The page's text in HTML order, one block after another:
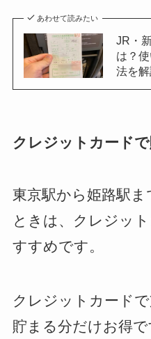
あわせて読みたい
JR・
は？
法を解
クレジットカード
東京駅から姫路駅ま
ときは、クレジッ
すすめです。
クレジットカード
貯まる分だけお得で